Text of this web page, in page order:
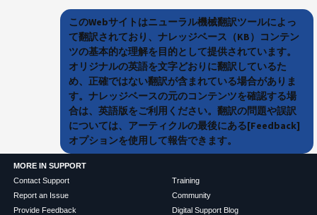
このWebサイトはニューラル機械翻訳ツールによっ
て翻訳されており、ナレッジベース（KB）コンテン
ツの基本的な理解を目的として提供されています。
オリジナルの英語を文字どおりに翻訳しているた
め、正確ではない翻訳が含まれている場合がありま
す。ナレッジベースの元のコンテンツを確認する場
合は、英語版をご利用ください。翻訳の問題や誤訳
については、アーティクルの最後にある[Feedback]
オプションを使用して報告できます。
MORE IN SUPPORT
Contact Support
Report an Issue
Provide Feedback
Training
Community
Digital Support Blog